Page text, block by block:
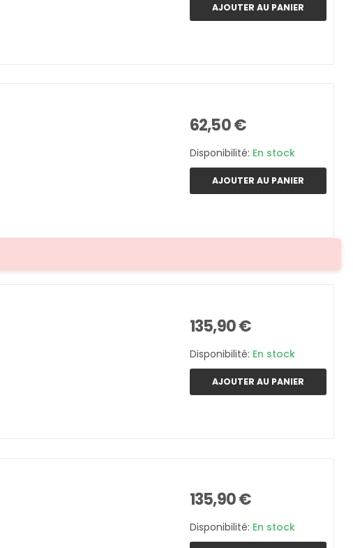
AJOUTER AU PANIER
62,50 €
Disponibilité: En stock
AJOUTER AU PANIER
135,90 €
Disponibilité: En stock
AJOUTER AU PANIER
135,90 €
Disponibilité: En stock